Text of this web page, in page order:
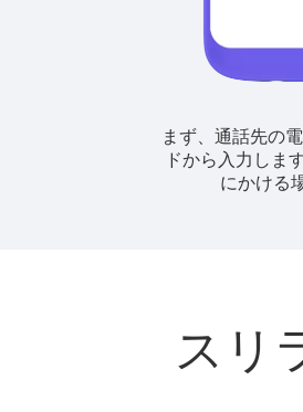
まず、通話先の
ドから入力します
にかける
スリ